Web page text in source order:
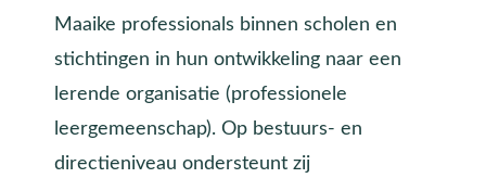
Maaike professionals binnen scholen en
stichtingen in hun ontwikkeling naar een
lerende organisatie (professionele
leergemeenschap). Op bestuurs- en
directieniveau ondersteunt zij